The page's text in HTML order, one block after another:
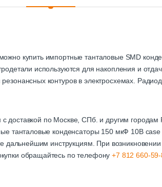
купить импортные танталовые SMD
используются для накопления и
контуров в электросхемах.
доставкой по Москве, СПб. и другим
танталовые конденсаторы 150 мкФ 10В
дальнейшим инструкциям. При
обращайтесь по телефону+7 812 660-